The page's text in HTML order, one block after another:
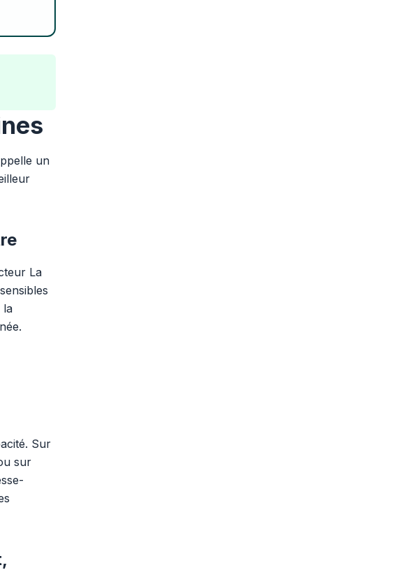
un
La
la
Sur
sur